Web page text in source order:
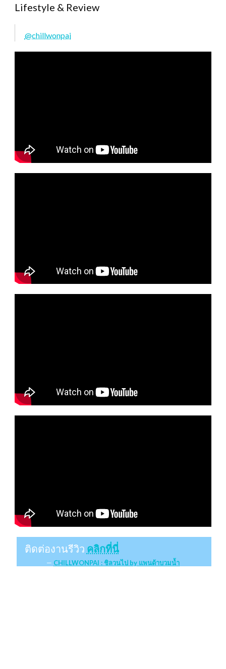
Lifestyle & Review
@chillwonpai
ติดต่องานรีวิว คลิกที่นี่
CHILLWONPAI : ชิลวนไป by แพนด้าบวมน้ำ